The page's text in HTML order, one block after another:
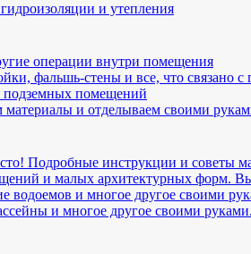
и утепления
операции внутри помещения
фальшь-стены и все, что связано с
подземных помещений
и отделываем своими
Подробные инструкции и советы
и малых архитектурных форм.
водоемов и многое другое своими
и многое другое своими